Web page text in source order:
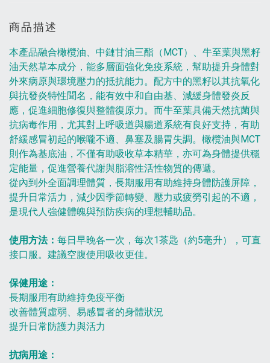
商品描述
本產品融合橄欖油、中鏈甘油三酯（MCT）、牛至葉與黑籽
油天然草本成分，能多層面強化免疫系統，幫助提升身體對
外來病原與環境壓力的抵抗能力。配方中的黑籽以其抗氧化
與抗發炎特性聞名，能有效中和自由基、減緩身體發炎反
應，促進細胞修復與整體復原力。而牛至葉具備天然抗菌與
抗病毒作用，尤其對上呼吸道與腸道系統有良好支持，有助
舒緩感冒初起的喉嚨不適、鼻塞及腸胃失調。橄欖油與MCT
則作為基底油，不僅有助吸收草本精華，亦可為身體提供穩
定能量，促進營養代謝與脂溶性活性物質的傳遞。
從內到外全面調理體質，長期服用有助維持身體防護屏障，
提升日常活力，減少因季節轉變、壓力或疲勞引起的不適，
是現代人強健體魄與預防疾病的理想輔助品。
使用方法： 每日早晚各一次，每次1茶匙（約5毫升），可直
接口服。建議空腹使用吸收更佳。
保健用途：
長期服用有助維持免疫平衡
改善體質虛弱、易感冒者的身體狀況
提升日常防護力與活力
抗病用途：